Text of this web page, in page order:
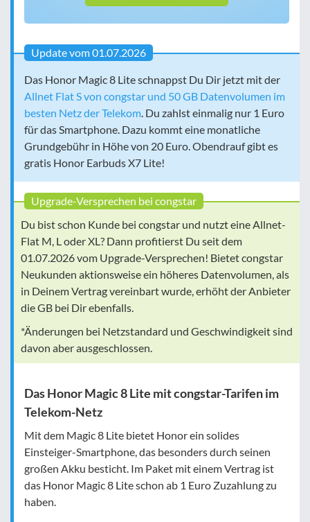
Update vom 01.07.2026
Das Honor Magic 8 Lite schnappst Du Dir jetzt mit der
Allnet Flat S von congstar und 50 GB Datenvolumen im
besten Netz der Telekom. Du zahlst einmalig nur 1 Euro
für das Smartphone. Dazu kommt eine monatliche
Grundgebühr in Höhe von 20 Euro. Obendrauf gibt es
gratis Honor Earbuds X7 Lite!
Upgrade-Versprechen bei congstar
Du bist schon Kunde bei congstar und nutzt eine Allnet-
Flat M, L oder XL? Dann profitierst Du seit dem
01.07.2026 vom Upgrade-Versprechen! Bietet congstar
Neukunden aktionsweise ein höheres Datenvolumen, als
in Deinem Vertrag vereinbart wurde, erhöht der Anbieter
die GB bei Dir ebenfalls.
*Änderungen bei Netzstandard und Geschwindigkeit sind
davon aber ausgeschlossen.
Das Honor Magic 8 Lite mit congstar-Tarifen im
Telekom-Netz
Mit dem Magic 8 Lite bietet Honor ein solides
Einsteiger-Smartphone, das besonders durch seinen
großen Akku besticht. Im Paket mit einem Vertrag ist
das Honor Magic 8 Lite schon ab 1 Euro Zuzahlung zu
haben.